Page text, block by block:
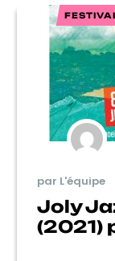
par L'équipe
Joly
(2021)